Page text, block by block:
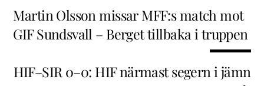
Martin Olsson missar MFF:s match mot
GIF Sundsvall – Berget tillbaka i truppen
HIF–SIR 0–0: HIF närmast segern i jämn